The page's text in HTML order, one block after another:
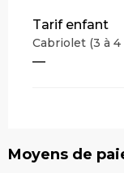
Tarif enfant
Cabriolet (3 à 4
—
Moyens de